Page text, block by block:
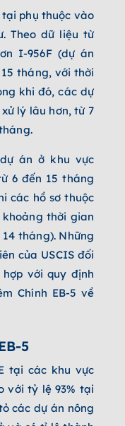
tại phụ thuộc vào
Theo dữ liệu từ
I-956F (dự án
tháng, với thời
khi đó, các dự
lý lâu hơn, từ 7
án ở khu vực
6 đến 15 tháng
các hồ sơ thuộc
thời gian
tháng). Những
của USCIS đối
với quy định
Chính EB-5 về
5
tại các khu vực
với tỷ lệ 93% tại
các dự án nông